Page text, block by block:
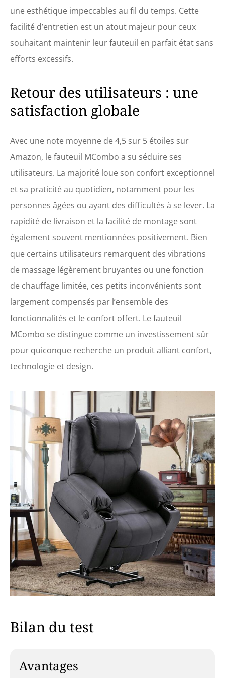
une esthétique impeccables au fil du temps. Cette
facilité d’entretien est un atout majeur pour ceux
souhaitant maintenir leur fauteuil en parfait état sans
efforts excessifs.
Retour des utilisateurs : une
satisfaction globale
Avec une note moyenne de 4,5 sur 5 étoiles sur
Amazon, le fauteuil MCombo a su séduire ses
utilisateurs. La majorité loue son confort exceptionnel
et sa praticité au quotidien, notamment pour les
personnes âgées ou ayant des difficultés à se lever. La
rapidité de livraison et la facilité de montage sont
également souvent mentionnées positivement. Bien
que certains utilisateurs remarquent des vibrations
de massage légèrement bruyantes ou une fonction
de chauffage limitée, ces petits inconvénients sont
largement compensés par l’ensemble des
fonctionnalités et le confort offert. Le fauteuil
MCombo se distingue comme un investissement sûr
pour quiconque recherche un produit alliant confort,
technologie et design.
Bilan du test
Avantages